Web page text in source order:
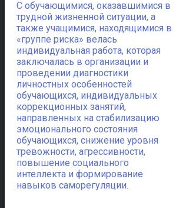
С обучающимися, оказавшимися в
трудной жизненной ситуации, а
также учащимися, находящимися в
«группе риска» велась
индивидуальная работа, которая
заключалась в организации и
проведении диагностики
личностных особенностей
обучающихся, индивидуальных
коррекционных занятий,
направленных на стабилизацию
эмоционального состояния
обучающихся, снижение уровня
тревожности, агрессивности,
повышение социального
интеллекта и формирование
навыков саморегуляции.